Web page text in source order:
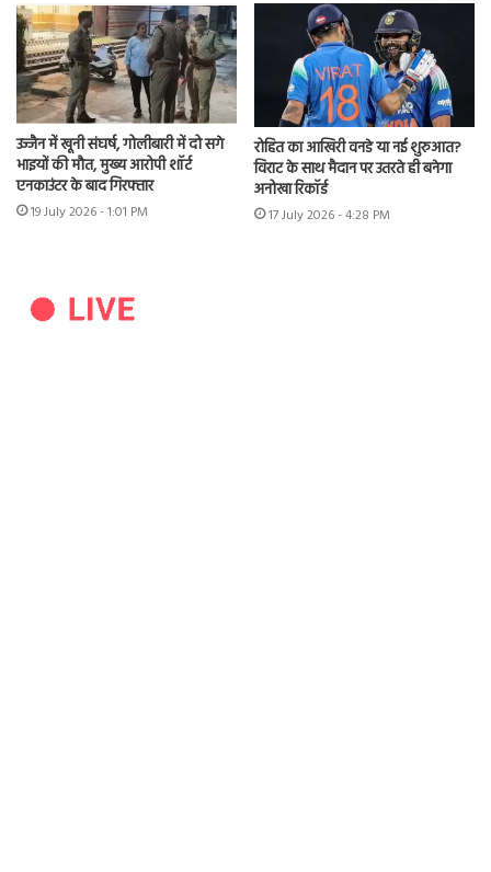
उज्जैन में खूनी संघर्ष, गोलीबारी में दो सगे
भाइयों की मौत, मुख्य आरोपी शॉर्ट
एनकाउंटर के बाद गिरफ्तार
19 July 2026 - 1:01 PM
रोहित का आखिरी वनडे या नई शुरुआत?
विराट के साथ मैदान पर उतरते ही बनेगा
अनोखा रिकॉर्ड
17 July 2026 - 4:28 PM